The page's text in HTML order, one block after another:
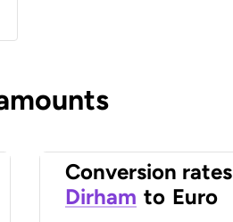
Conversion rates
Dirham to Euro